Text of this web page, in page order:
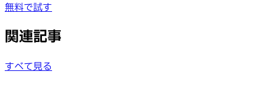
無料で試す
関連記事
すべて見る